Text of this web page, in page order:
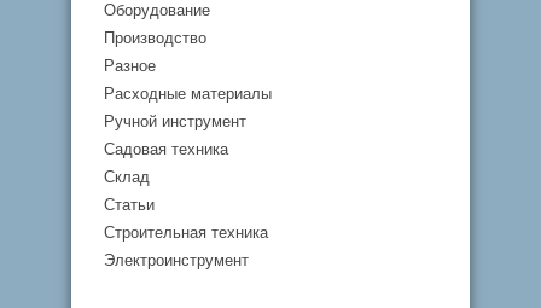
Оборудование
Производство
Разное
Расходные материалы
Ручной инструмент
Садовая техника
Склад
Статьи
Строительная техника
Электроинструмент